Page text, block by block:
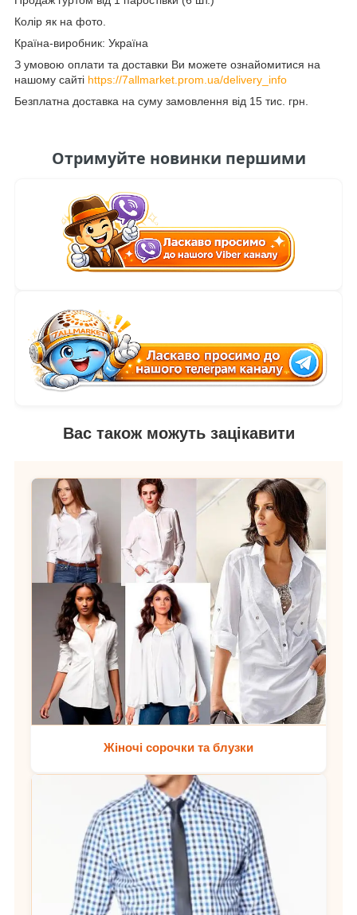
Колір як на фото.
Країна-виробник: Україна
З умовою оплати та доставки Ви можете ознайомитися на
нашому сайті https://7allmarket.prom.ua/delivery_info
Безплатна доставка на суму замовлення від 15 тис. грн.
Отримуйте новинки першими
Вас також можуть зацікавити
Жіночі сорочки та блузки